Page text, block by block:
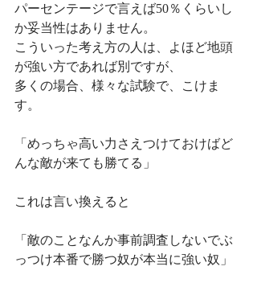
パーセンテージで言えば50％くらいし
か妥当性はありません。
こういった考え方の人は、よほど地頭
が強い方であれば別ですが、
多くの場合、様々な試験で、こけま
す。
「めっちゃ高い力さえつけておけばど
んな敵が来ても勝てる」
これは言い換えると
「敵のことなんか事前調査しないでぶ
っつけ本番で勝つ奴が本当に強い奴」